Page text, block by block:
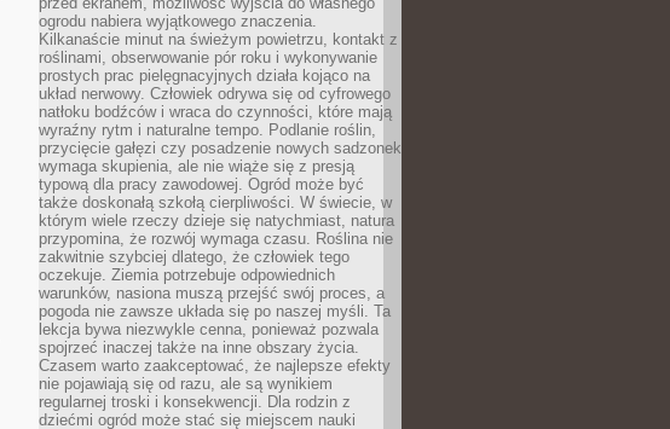
ogrodu nabiera wyjątkowego znaczenia.
Kilkanaście minut na świeżym powietrzu, kontakt z
roślinami, obserwowanie pór roku i wykonywanie
prostych prac pielęgnacyjnych działa kojąco na
układ nerwowy. Człowiek odrywa się od cyfrowego
natłoku bodźców i wraca do czynności, które mają
wyraźny rytm i naturalne tempo. Podlanie roślin,
przycięcie gałęzi czy posadzenie nowych sadzonek
wymaga skupienia, ale nie wiąże się z presją
typową dla pracy zawodowej. Ogród może być
także doskonałą szkołą cierpliwości. W świecie, w
którym wiele rzeczy dzieje się natychmiast, natura
przypomina, że rozwój wymaga czasu. Roślina nie
zakwitnie szybciej dlatego, że człowiek tego
oczekuje. Ziemia potrzebuje odpowiednich
warunków, nasiona muszą przejść swój proces, a
pogoda nie zawsze układa się po naszej myśli. Ta
lekcja bywa niezwykle cenna, ponieważ pozwala
spojrzeć inaczej także na inne obszary życia.
Czasem warto zaakceptować, że najlepsze efekty
nie pojawiają się od razu, ale są wynikiem
regularnej troski i konsekwencji. Dla rodzin z
dziećmi ogród może stać się miejscem nauki